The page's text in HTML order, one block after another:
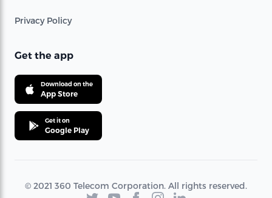
Privacy Policy
Get the app
Download on the
App Store
Get it on
Google Play
© 2021 360 Telecom Corporation. All rights reserved.